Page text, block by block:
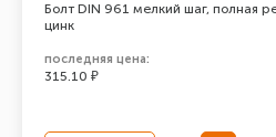
Болт DIN 961 мелкий шаг, полная
цинк
последняя цена:
315.10 ₽